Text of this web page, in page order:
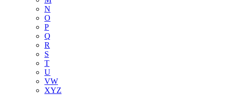
N
O
P
Q
R
S
T
U
VW
XYZ